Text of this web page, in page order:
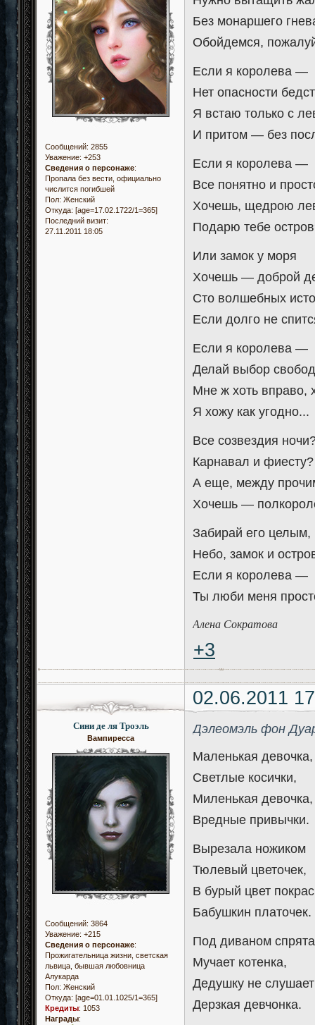
Сообщений: 2855
Уважение: +253
Сведения о персонаже:
Пропала без вести, официально
числится погибшей
Пол: Женский
Откуда: [age=17.02.1722/1=365]
Последний визит:
27.11.2011 18:05
Без монаршего
Обойдемся,
Если я королева —
Нет опасности
Я встаю только с
И притом — без
Если я королева —
Все понятно и
Хочешь, щедрою
Подарю тебе
Или замок у моря
Хочешь — доброй
Сто волшебных
Если долго не
Если я королева —
Делай выбор
Мне ж хоть вправо,
Я хожу как угодно...
Все созвездия
Карнавал и фиесту?
А еще, между
Хочешь —
Забирай его целым,
Небо, замок и
Если я королева —
Ты люби меня
Алена Сократова
+3
02.06.2011
Сини де ля Троэль
Вампиресса
Сообщений: 3864
Уважение: +215
Сведения о персонаже:
Прожигательница жизни, светская
львица, бывшая любовница
Алукарда
Пол: Женский
Откуда: [age=01.01.1025/1=365]
Кредиты: 1053
Награды:
Дэлеомэль фон
Маленькая девочка,
Светлые косички,
Миленькая девочка,
Вредные привычки.
Вырезала ножиком
Тюлевый цветочек,
В бурый цвет
Бабушкин платочек.
Под диваном
Мучает котенка,
Дедушку не слушает
Дерзкая девчонка.